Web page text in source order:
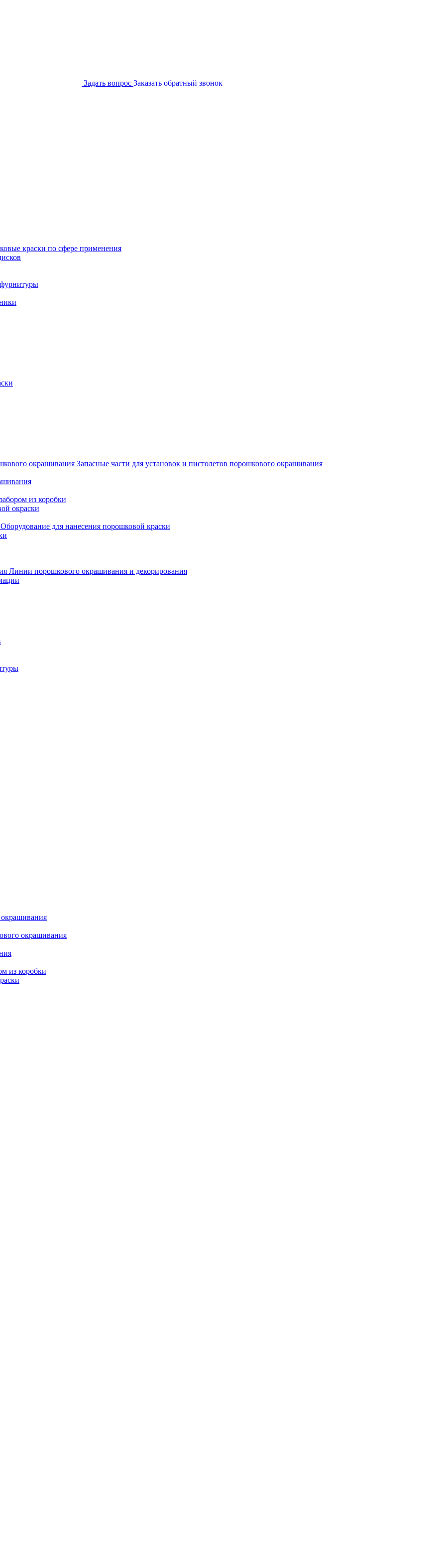
Задать вопрос Заказать обратный звонок
краски по сфере применения
Запасные части для установок и пистолетов порошкового окрашивания
из коробки
окраски
Оборудование для нанесения порошковой краски
Линии порошкового окрашивания и декорирования
окрашивания
окрашивания
из коробки